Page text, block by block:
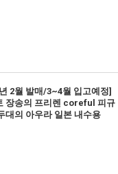
2월 발매/3~4월 입고예정]
장송의 프리렌 coreful 피규
대의 아우라 일본 내수용